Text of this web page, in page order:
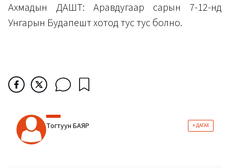
Ахмадын ДАШТ: Аравдугаар сарын 7-12-нд
Унгарын Будапешт хотод тус тус болно.
Тогтуун БАЯР + ДАГАХ